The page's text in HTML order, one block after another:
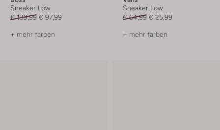
Sneaker Low
€ 139,99 € 97,99
+ mehr farben
Sneaker Low
€ 64,99 € 25,99
+ mehr farben